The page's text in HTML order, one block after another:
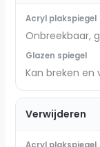
Onbreekbaar,
Kan breken en
Verwijderen